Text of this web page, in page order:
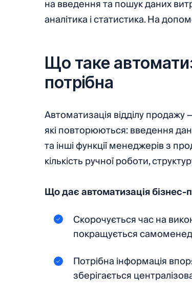
на введення та пошук даних
аналітика і статистика. На
Що таке
потрібна
Автоматизація відділу
які повторюються: введення
та інші функції менеджерів з
кількість ручної роботи,
Що дає автоматизація
Скорочується час на
покращується
Потрібна інформація
зберігається